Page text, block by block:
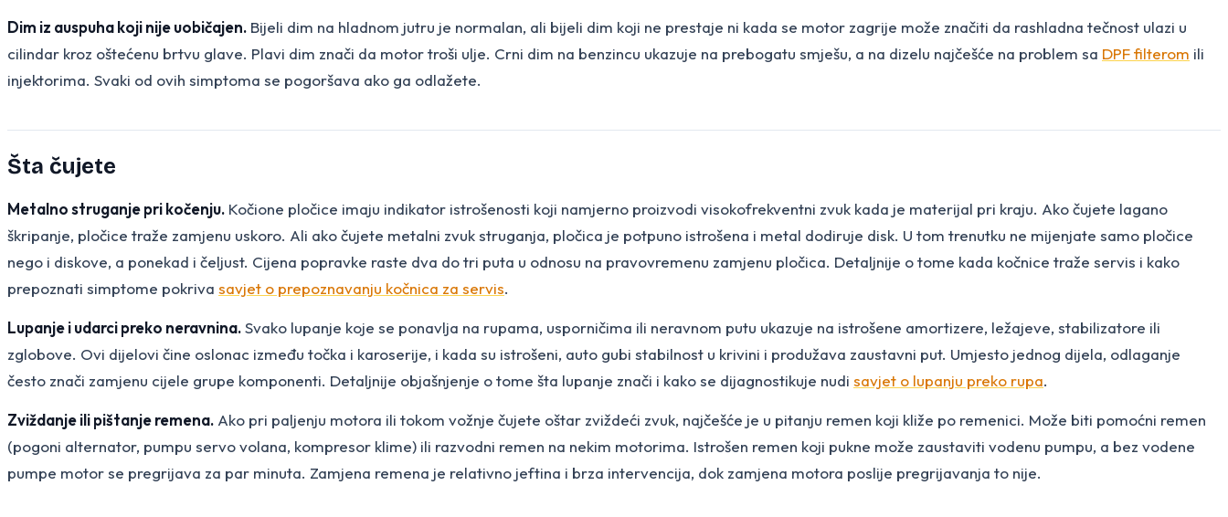
Dim iz auspuha koji nije uobičajen. Bijeli dim na hladnom jutru je normalan, ali bijeli dim koji ne prestaje ni kada se motor zagrije može značiti da rashladna tečnost ulazi u
cilindar kroz oštećenu brtvu glave. Plavi dim znači da motor troši ulje. Crni dim na benzincu ukazuje na prebogatu smješu, a na dizelu najčešće na problem sa DPF filterom ili
injektorima. Svaki od ovih simptoma se pogoršava ako ga odlažete.
Šta čujete
Metalno struganje pri kočenju. Kočione pločice imaju indikator istrošenosti koji namjerno proizvodi visokofrekventni zvuk kada je materijal pri kraju. Ako čujete lagano
škripanje, pločice traže zamjenu uskoro. Ali ako čujete metalni zvuk struganja, pločica je potpuno istrošena i metal dodiruje disk. U tom trenutku ne mijenjate samo pločice
nego i diskove, a ponekad i čeljust. Cijena popravke raste dva do tri puta u odnosu na pravovremenu zamjenu pločica. Detaljnije o tome kada kočnice traže servis i kako
prepoznati simptome pokriva savjet o prepoznavanju kočnica za servis.
Lupanje i udarci preko neravnina.Svako lupanje koje se ponavlja na rupama, usporničima ili neravnom putu ukazuje na istrošene amortizere, ležajeve, stabilizatore ili
zglobove. Ovi dijelovi čine oslonac između točka i karoserije, i kada su istrošeni, auto gubi stabilnost u krivini i produžava zaustavni put. Umjesto jednog dijela, odlaganje
često znači zamjenu cijele grupe komponenti. Detaljnije objašnjenje o tome šta lupanje znači i kako se dijagnostikuje nudi savjet o lupanju preko rupa.
Zviždanje ili pištanje remena. Ako pri paljenju motora ili tokom vožnje čujete oštar zviždeći zvuk, najčešće je u pitanju remen koji kliže po remenici. Može biti pomoćni remen
(pogoni alternator, pumpu servo volana, kompresor klime) ili razvodni remen na nekim motorima. Istrošen remen koji pukne može zaustaviti vodenu pumpu, a bez vodene
pumpe motor se pregrijava za par minuta. Zamjena remena je relativno jeftina i brza intervencija, dok zamjena motora poslije pregrijavanja to nije.